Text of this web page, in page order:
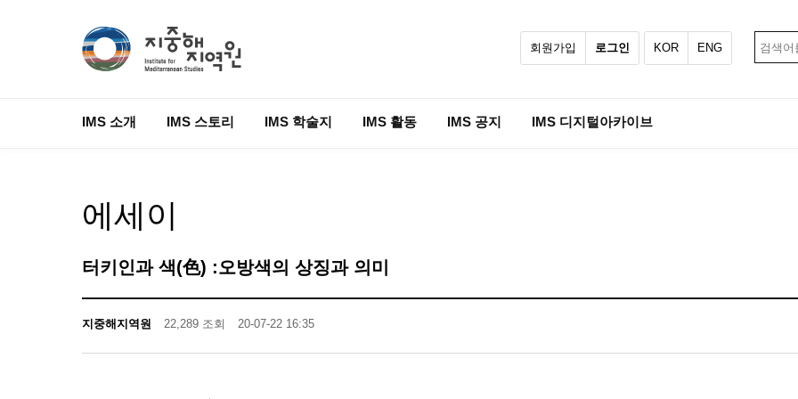
회원가입 로그인 KOR ENG
IMS 소개 IMS 스토리 IMS 학술지 IMS 활동 IMS 공지 IMS 디지털아카이브
에세이
터키인과 색(色) :오방색의 상징과 의미
지중해지역원 22,289 조회 20-07-22 16:35